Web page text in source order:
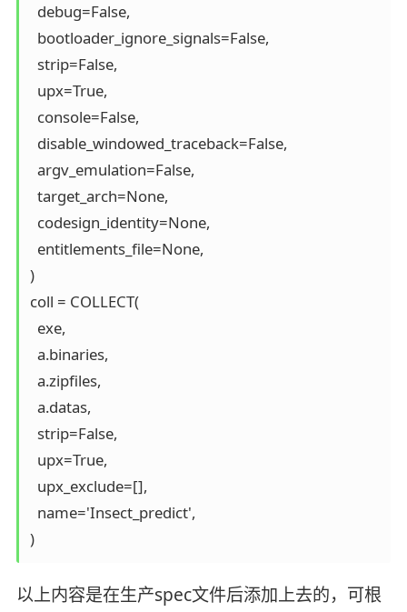
  debug=False,
  bootloader_ignore_signals=False,
  strip=False,
  upx=True,
  console=False,
  disable_windowed_traceback=False,
  argv_emulation=False,
  target_arch=None,
  codesign_identity=None,
  entitlements_file=None,
)
coll = COLLECT(
  exe,
  a.binaries,
  a.zipfiles,
  a.datas,
  strip=False,
  upx=True,
  upx_exclude=[],
  name='Insect_predict',
)
以上内容是在生产spec文件后添加上去的，可根